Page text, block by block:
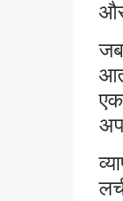
जब